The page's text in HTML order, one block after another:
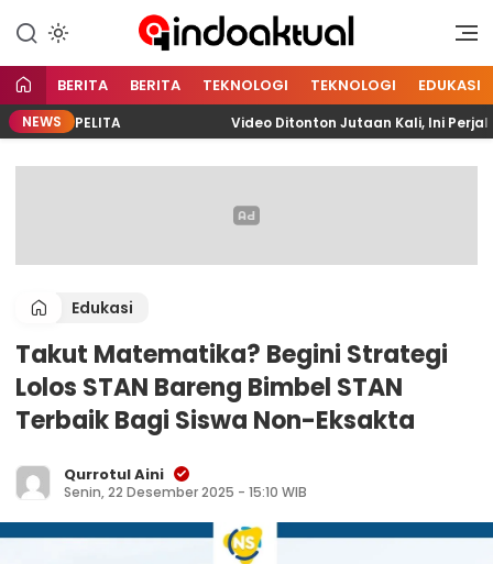
Indoaktual
Indonesia Aktual
BERITA BERITA TEKNOLOGI TEKNOLOGI EDUKASI
NEWS
PELITA Video Ditonton Jutaan Kali, Ini Perjalanan
Edukasi
Takut Matematika? Begini Strategi
Lolos STAN Bareng Bimbel STAN
Terbaik Bagi Siswa Non-Eksakta
Qurrotul Aini
Senin, 22 Desember 2025 - 15:10 WIB